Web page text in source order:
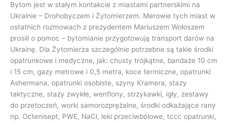
Bytom jest w stałym kontakcie z miastami partnerskimi na
Ukrainie – Drohobyczem i Żytomierzem. Merowie tych miast w
ostatnich rozmowach z prezydentem Mariuszem Wołoszem
prosili o pomoc – bytomianie przygotowują transport darów na
Ukrainę. Dla Żytomierza szczególnie potrzebne są takie środki
opatrunkowe i medyczne, jak: chusty trójkątne, bandaże 10 cm
i 15 cm, gazy metrowe i 0,5 metra, koce termiczne, opatrunki
Ashermana, opatrunki osobiste, szyny Kramera, stazy
taktyczne, stazy zwykłe, wenflony, strzykawki, igły, zestawy
do przetoczeń, worki samorozprężalne, środki odkażające rany
np. Octenisept, PWE, NaCl, leki przeciwbólowe, tccc opatrunki,